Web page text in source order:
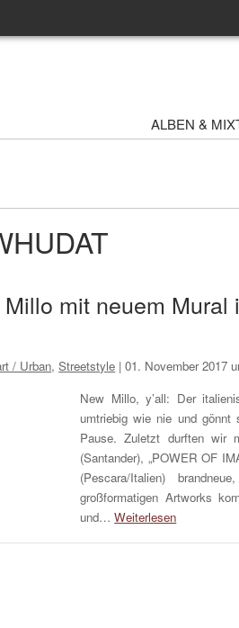
ALBEN &
Millo mit neuem
/ Urban,Streetstyle |01. November 2017
New Millo, y’all: Der
umtriebig wie nie und gönnt
Pause. Zuletzt durften wir
(Santander), „POWER OF
(Pescara/Italien)
großformatigen Artworks
und…Weiterlesen